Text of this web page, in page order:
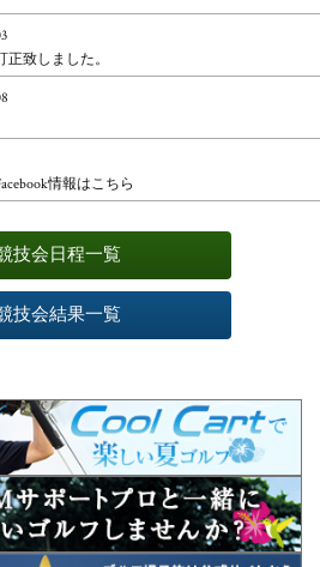
致しました。
情報はこちら
技会日程一覧
技会結果一覧